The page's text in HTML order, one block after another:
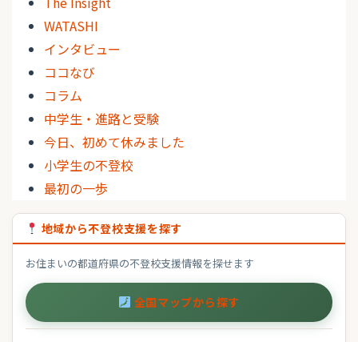
WATASHI
インタビュー
ココなび
コラム
中学生・進路と受験
今日、初めて休みました
小学生の不登校
最初の一歩
地域から不登校支援を探す
お住まいの都道府県の不登校支援情報を探せます
全国マップから探す